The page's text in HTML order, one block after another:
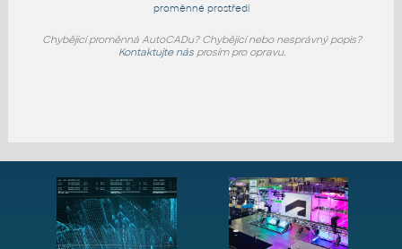
proměnné prostředí
Chybějící proměnná AutoCADu? Chybějící nebo nesprávný popis?
Kontaktujte násprosím pro opravu.